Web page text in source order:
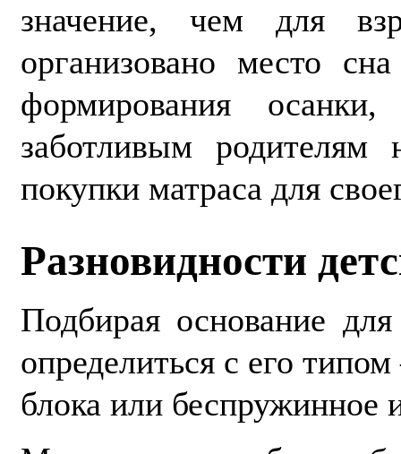
значение, чем для
организовано место
формирования
заботливым родителям
покупки матраса для
Разновидности
Подбирая основание
определиться с его
блока или беспружинное